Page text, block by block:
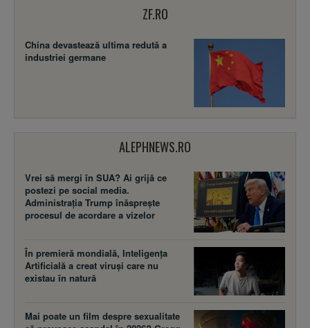
ZF.RO
China devastează ultima redută a
industriei germane
ALEPHNEWS.RO
Vrei să mergi în SUA? Ai grijă ce
postezi pe social media.
Administrația Trump înăsprește
procesul de acordare a vizelor
În premieră mondială, Inteligența
Artificială a creat viruși care nu
existau în natură
Mai poate un film despre sexualitate